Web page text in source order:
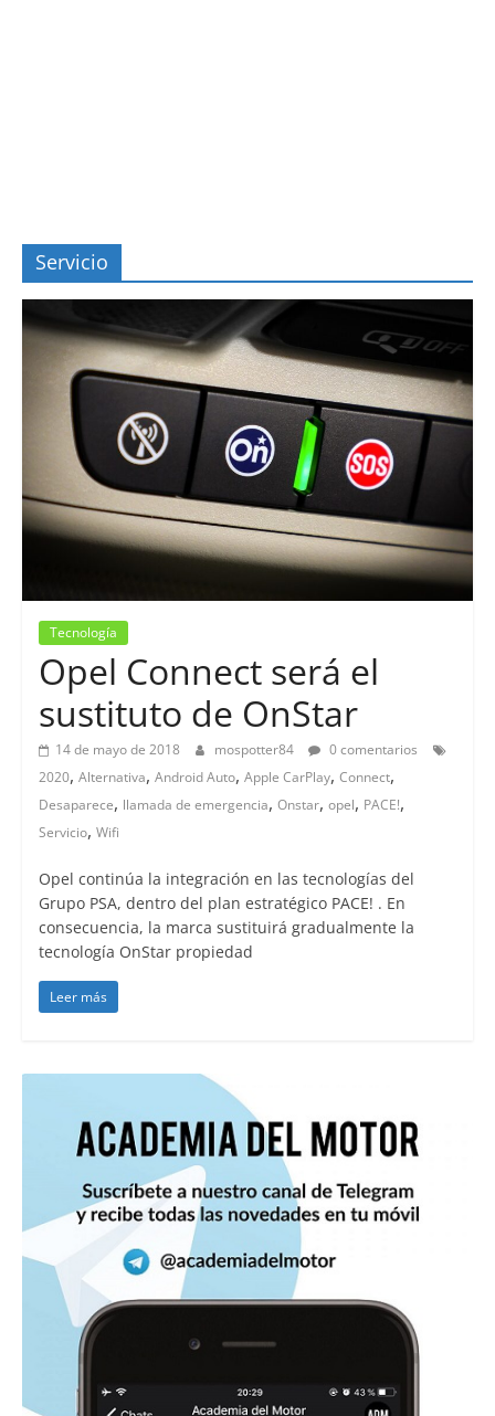
Servicio
Tecnología
Opel Connect será el
sustituto de OnStar
14 de mayo de 2018 mospotter84
0 comentarios
2020, Alternativa, Android Auto, Apple CarPlay, Connect,
Desaparece, llamada de emergencia, Onstar, opel, PACE!,
Servicio, Wifi
Opel continúa la integración en las tecnologías del
Grupo PSA, dentro del plan estratégico PACE! . En
consecuencia, la marca sustituirá gradualmente la
tecnología OnStar propiedad
Leer más